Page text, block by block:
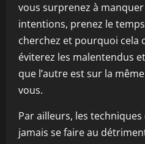
vous surprenez à
intentions, prenez le
cherchez et pourquoi cela
éviterez les malentendus
que l’autre est sur la
vous.
Par ailleurs, les
jamais se faire au